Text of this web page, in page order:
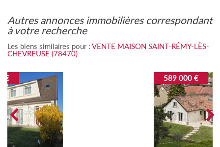
autres annonces immobilières correspondant
à votre recherche
Les biens similaires pour : VENTE MAISON SAINT-RÉMY-LÈS-
CHEVREUSE (78470)